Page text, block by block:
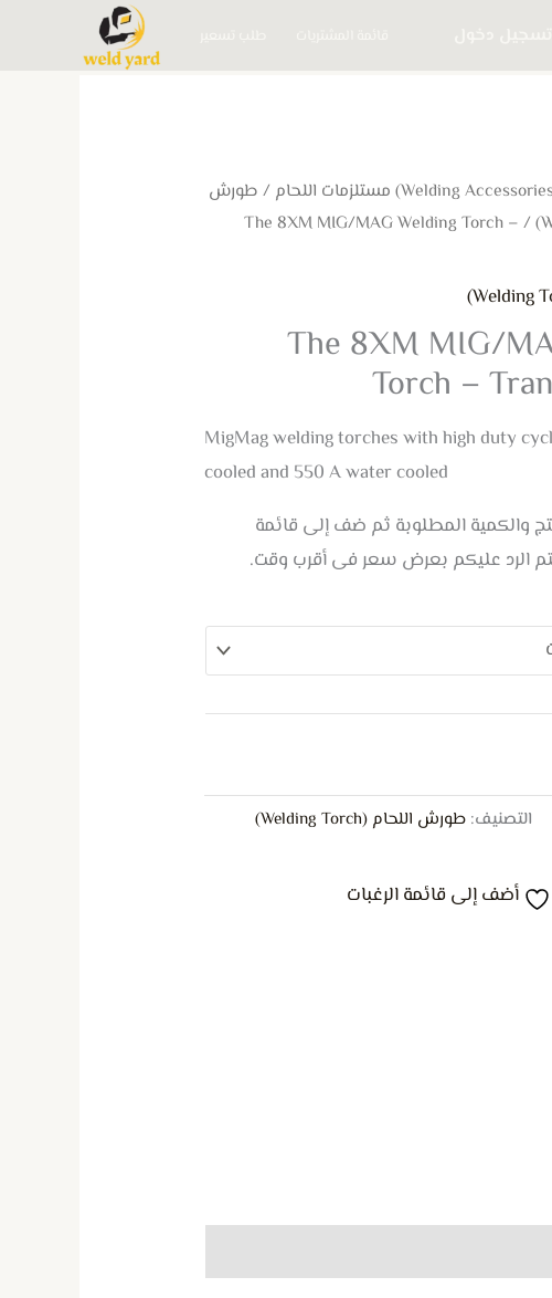
/ طورش
/ The 8XM MIG/MAG Welding Torch –
The 8XM MIG/
Torch –
MigMag welding torches with high duty
cooled and 550 A water cooled
والكمية المطلوبة ثم ضف إلى قائمة
الرد عليكم بعرض سعر فى أقرب وقت.
التصنيف: طورش اللحام (Welding Torch)
أضف إلى قائمة الرغبات